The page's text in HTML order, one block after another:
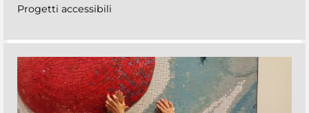
Progetti accessibili